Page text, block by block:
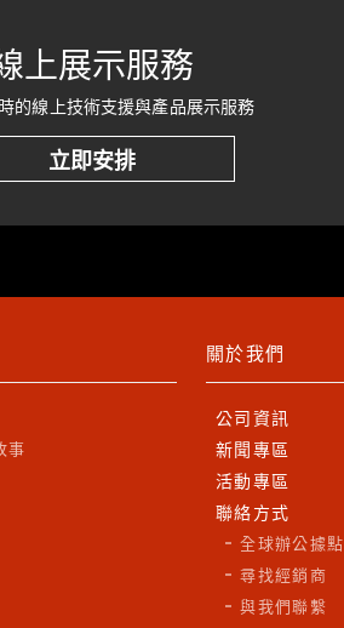
上展示服務
的線上技術支援與產品展示服務
立即安排
事
關於我們
公司資訊
新聞專區
活動專區
聯絡方式
全球辦公據點
尋找經銷商
與我們聯繫